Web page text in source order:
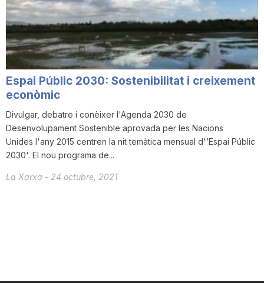
a
r
a
Espai Públic 2030: Sostenibilitat i creixement
econòmic
Divulgar, debatre i conèixer l'Agenda 2030 de
Desenvolupament Sostenible aprovada per les Nacions
Unides l'any 2015 centren la nit temàtica mensual d'’Espai Públic
2030'. El nou programa de...
La Xarxa - 24 octubre, 2021